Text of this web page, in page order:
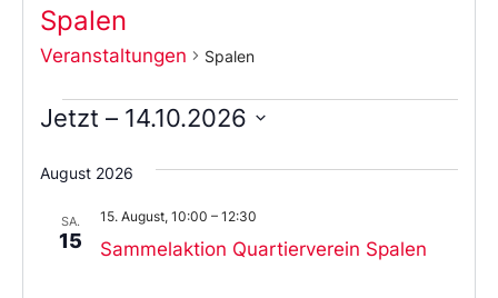
Spalen
Veranstaltungen Spalen
Jetzt – 14.10.2026
Sie
das
aus.
August 2026
SA.
15 Sammelaktion Quartierverein Spalen
15. August, 10:00 – 12:30